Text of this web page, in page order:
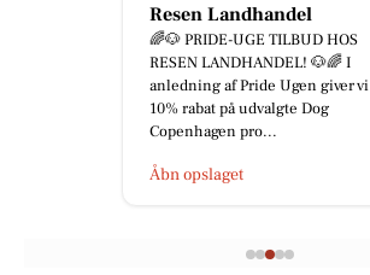
Resen Landhandel
🌈🐶 PRIDE-UGE TILBUD HOS
RESEN LANDHANDEL! 🐶🌈 I
anledning af Pride Ugen giver vi
10% rabat på udvalgte Dog
Copenhagen pro...
Åbn opslaget